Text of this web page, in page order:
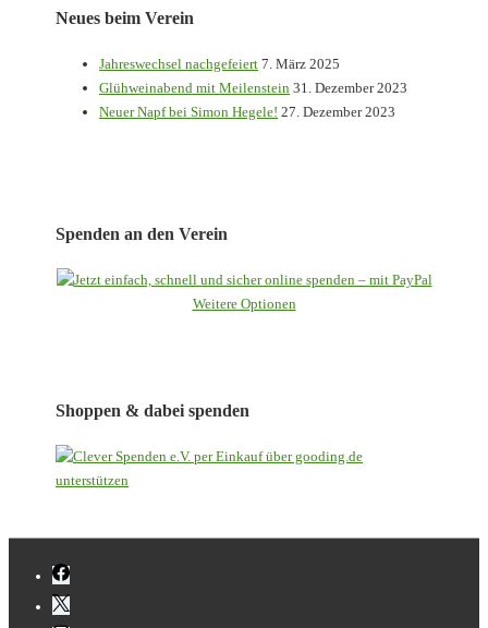
Neues beim Verein
Jahreswechsel nachgefeiert 7. März 2025
Glühweinabend mit Meilenstein 31. Dezember 2023
Neuer Napf bei Simon Hegele! 27. Dezember 2023
Spenden an den Verein
Weitere Optionen
Shoppen & dabei spenden